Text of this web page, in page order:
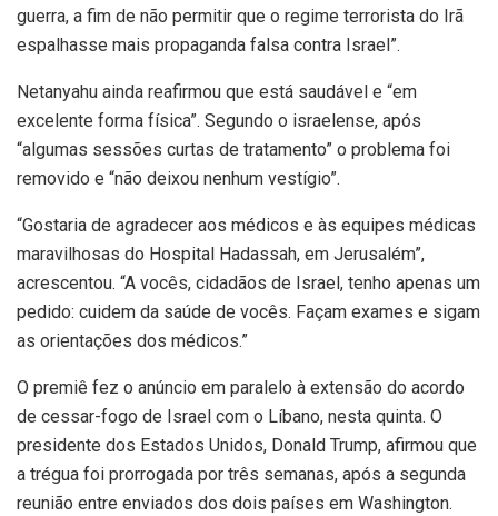
guerra, a fim de não permitir que o regime terrorista do Irã
espalhasse mais propaganda falsa contra Israel”.
Netanyahu ainda reafirmou que está saudável e “em
excelente forma física”. Segundo o israelense, após
“algumas sessões curtas de tratamento” o problema foi
removido e “não deixou nenhum vestígio”.
“Gostaria de agradecer aos médicos e às equipes médicas
maravilhosas do Hospital Hadassah, em Jerusalém”,
acrescentou. “A vocês, cidadãos de Israel, tenho apenas um
pedido: cuidem da saúde de vocês. Façam exames e sigam
as orientações dos médicos.”
O premiê fez o anúncio em paralelo à extensão do acordo
de cessar-fogo de Israel com o Líbano, nesta quinta. O
presidente dos Estados Unidos, Donald Trump, afirmou que
a trégua foi prorrogada por três semanas, após a segunda
reunião entre enviados dos dois países em Washington.